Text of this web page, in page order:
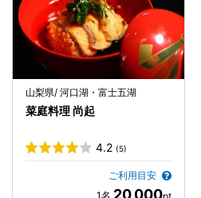
山梨県/ 河口湖・富士五湖
菜庭料理 尚起
4.2 (5)
ご利用目安
20,000